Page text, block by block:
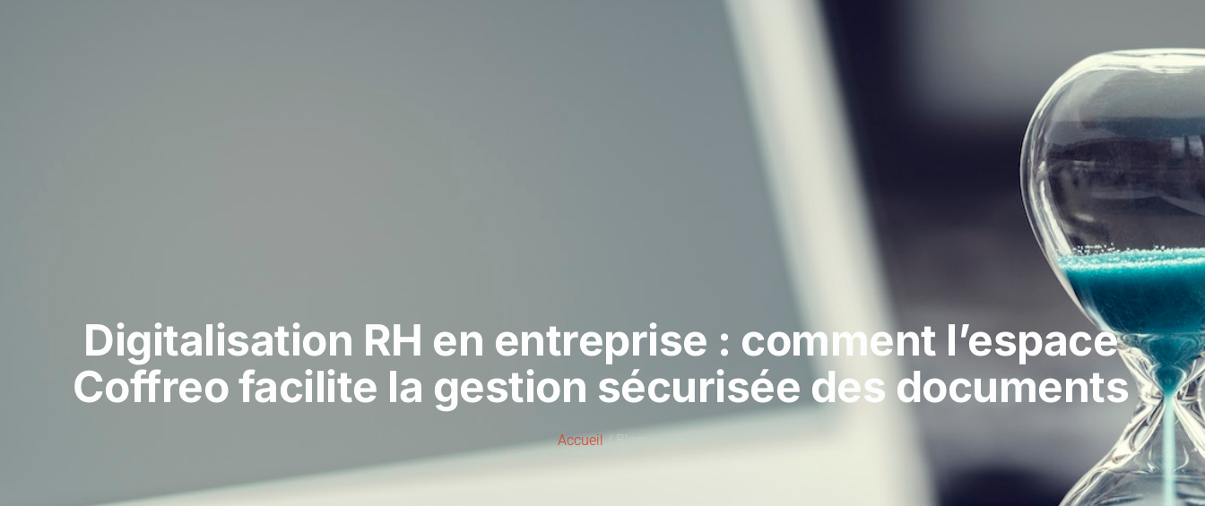
Digitalisation RH en entreprise : comment l’espace
Coffreo facilite la gestion sécurisée des documents
Accueil/ Blog